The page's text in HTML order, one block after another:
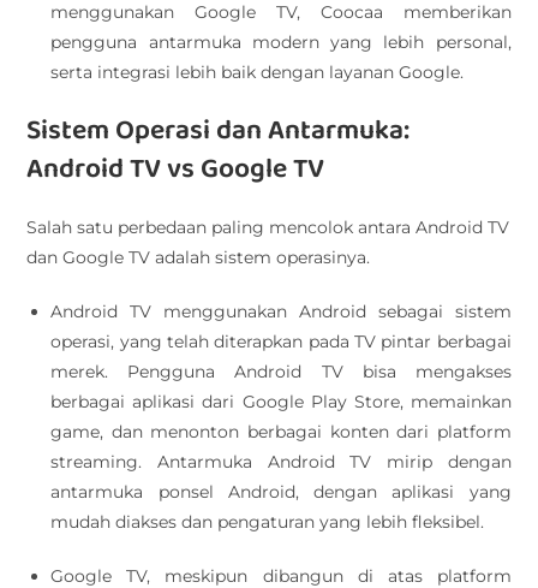
menggunakan Google TV, Coocaa memberikan
pengguna antarmuka modern yang lebih personal,
serta integrasi lebih baik dengan layanan Google.
Sistem Operasi dan Antarmuka:
Android TV vs Google TV
Salah satu perbedaan paling mencolok antara Android TV
dan Google TV adalah sistem operasinya.
Android TV menggunakan Android sebagai sistem
operasi, yang telah diterapkan pada TV pintar berbagai
merek. Pengguna Android TV bisa mengakses
berbagai aplikasi dari Google Play Store, memainkan
game, dan menonton berbagai konten dari platform
streaming. Antarmuka Android TV mirip dengan
antarmuka ponsel Android, dengan aplikasi yang
mudah diakses dan pengaturan yang lebih fleksibel.
Google TV, meskipun dibangun di atas platform